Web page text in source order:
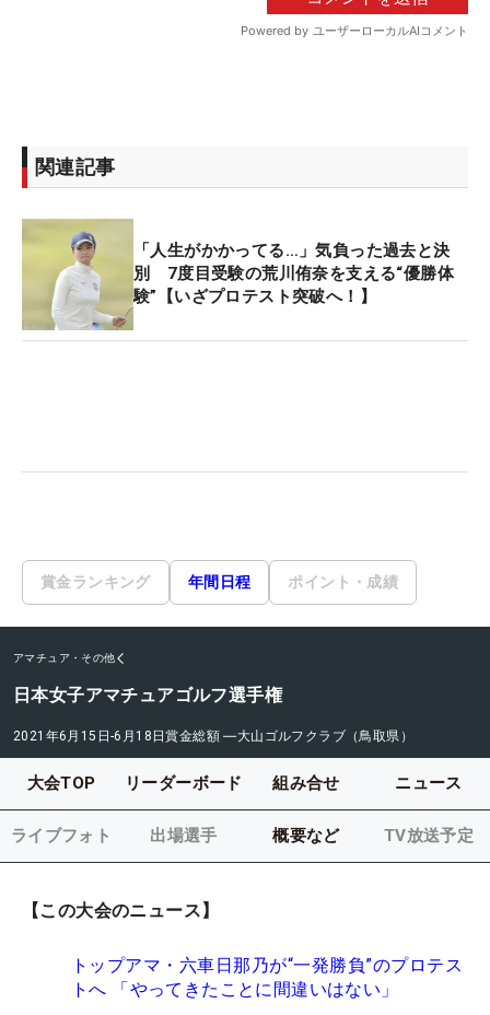
関連記事
「人生がかかってる…」気負った過去と決
別 7度目受験の荒川侑奈を支える“優勝体
験”【いざプロテスト突破へ！】
賞金ランキング 年間日程 ポイント・成績
アマチュア・その他
日本女子アマチュアゴルフ選手権
2021年6月15日-6月18日賞金総額 ―大山ゴルフクラブ（鳥取県）
大会TOP リーダーボード 組み合せ ニュース
ライブフォト 出場選手 概要など TV放送予定
【この大会のニュース】
トップアマ・六車日那乃が“一発勝負”のプロテス
トへ 「やってきたことに間違いはない」